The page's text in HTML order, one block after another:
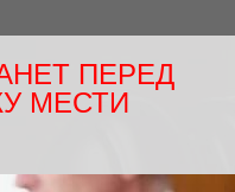
ПЕРЕД
МЕСТИ